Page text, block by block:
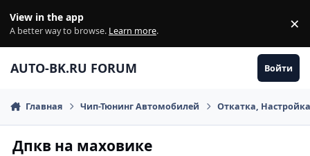
View in the app
A better way to browse. Learn more. ×
AUTO-BK.RU FORUM Войти
Главная Чип-Тюнинг Автомобилей Откатка,
Дпкв на маховике